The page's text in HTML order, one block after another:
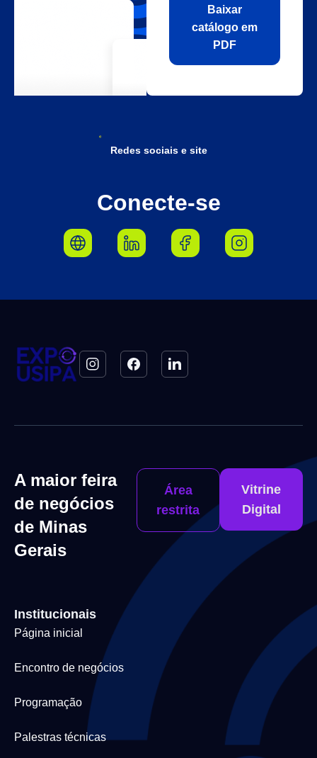
Baixar
catálogo em
PDF
Redes sociais e site
Conecte-se
A maior feira
de negócios
de Minas
Gerais
Área
restrita
Vitrine
Digital
Institucionais
Página inicial
Encontro de negócios
Programação
Palestras técnicas